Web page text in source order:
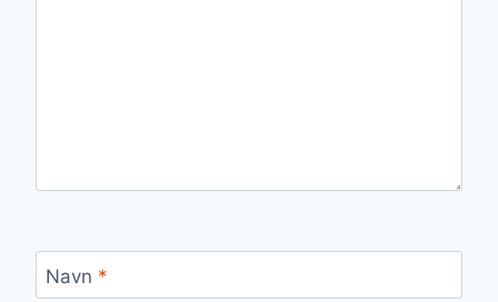
Navn *